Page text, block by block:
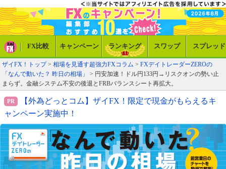
FX比較 キャンペーン ランキング スワップ スプレッド
ザイFX！トップ> 相場を見通す超強力FXコラム > FXデイトレーダーZEROの
「なんで動いた？ 昨日の相場」
> 円安加速！ドル円133円→リスクオンの勢い止
まらず。金融システム不安の後退とFRBバランスシート再拡大。
【外為どっとコム】ザイFX！限定で現金がもらえるキ
ャンペーン実施中！